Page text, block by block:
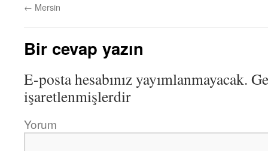
← Mersin
Bir cevap yazın
E-posta hesabınız yayımlanmayacak.
işaretlenmişlerdir
Yorum